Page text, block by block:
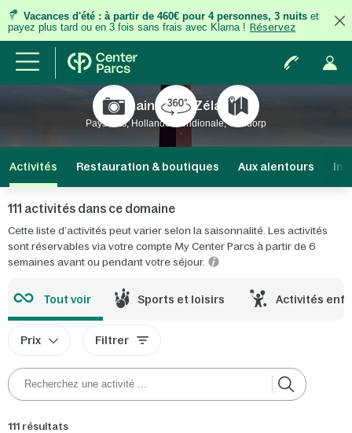
Vacances d'été : à partir de 460€ pour 4 personnes, 3 nuits et
payez plus tard ou en 3 fois sans frais avec Klarna ! Réservez
Domaine Port Zélande
Pays-Bas, Hollande Méridionale, Ouddorp
Activités Restauration & boutiques Aux alentours
111 activités dans ce domaine
Cette liste d’activités peut varier selon la saisonnalité. Les activités
sont réservables via votre compte My Center Parcs à partir de 6
semaines avant ou pendant votre séjour.
Tout voir Sports et loisirs Activités
Prix Filtrer
111 résultats